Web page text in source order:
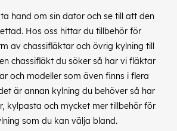
hand om sin dator och se till att den
Hos oss hittar du tillbehör för
av chassifläktar och övrig kylning till
chassifläkt du söker så har vi fläktar
och modeller som även finns i flera
är annan kylning du behöver så har
kylpasta och mycket mer tillbehör för
som du kan välja bland.